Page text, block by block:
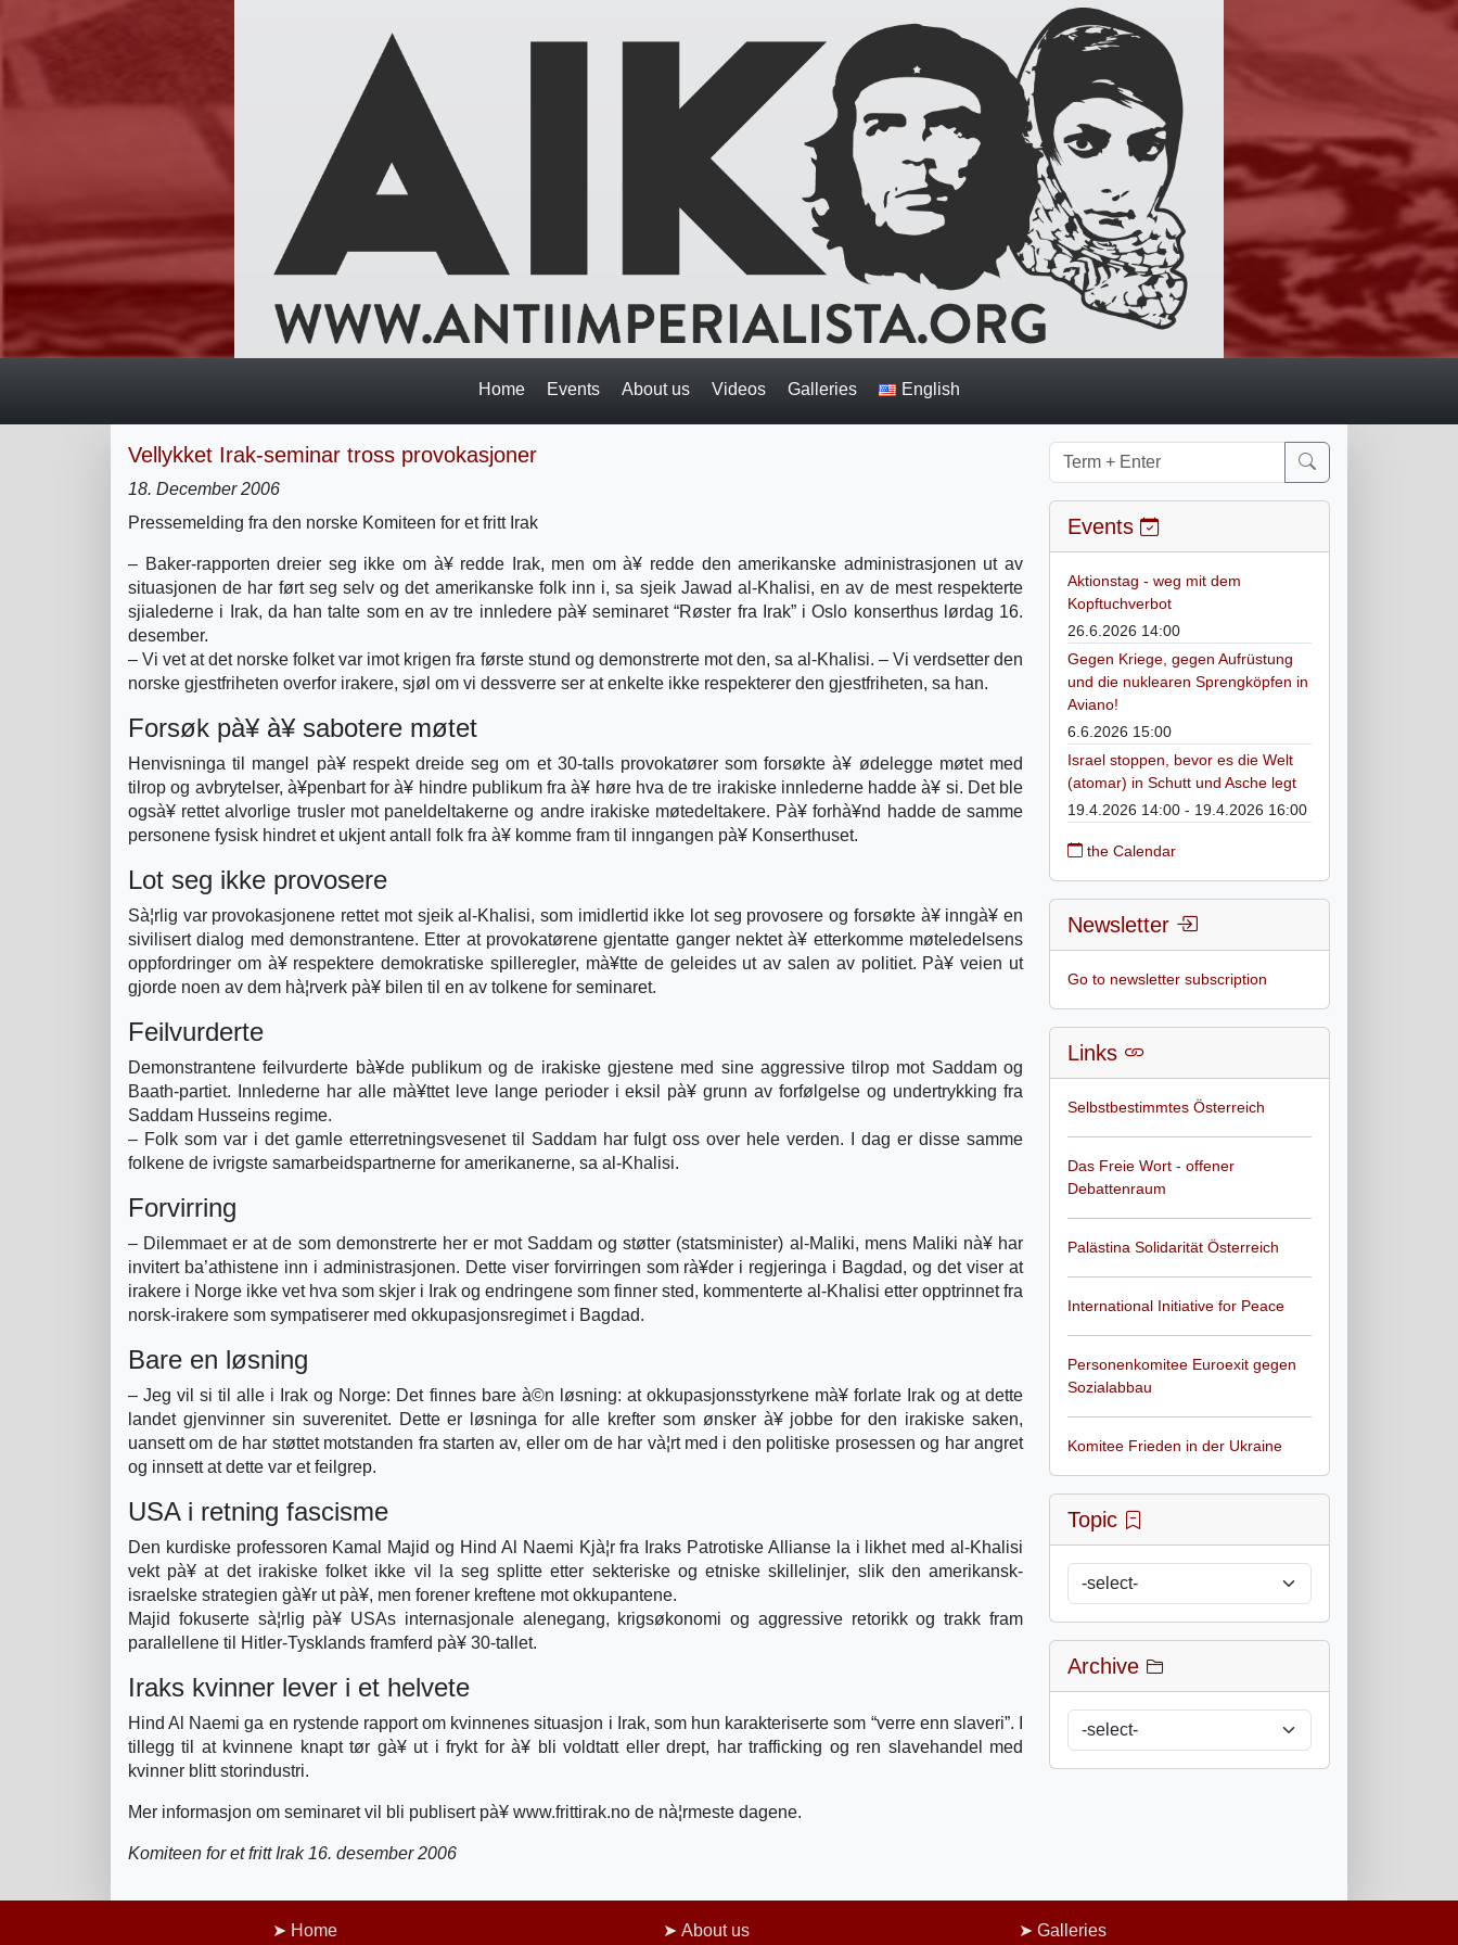
Home Events About us Videos Galleries English
Vellykket Irak-seminar tross provokasjoner
18. December 2006
Pressemelding fra den norske Komiteen for et fritt Irak
– Baker-rapporten dreier seg ikke om à¥ redde Irak, men om à¥ redde den amerikanske administrasjonen ut av
situasjonen de har ført seg selv og det amerikanske folk inn i, sa sjeik Jawad al-Khalisi, en av de mest respekterte
sjialederne i Irak, da han talte som en av tre innledere pà¥ seminaret “Røster fra Irak” i Oslo konserthus lørdag 16.
desember.
– Vi vet at det norske folket var imot krigen fra første stund og demonstrerte mot den, sa al-Khalisi. – Vi verdsetter den
norske gjestfriheten overfor irakere, sjøl om vi dessverre ser at enkelte ikke respekterer den gjestfriheten, sa han.
Forsøk pà¥ à¥ sabotere møtet
Henvisninga til mangel pà¥ respekt dreide seg om et 30-talls provokatører som forsøkte à¥ ødelegge møtet med
tilrop og avbrytelser, à¥penbart for à¥ hindre publikum fra à¥ høre hva de tre irakiske innlederne hadde à¥ si. Det ble
ogsà¥ rettet alvorlige trusler mot paneldeltakerne og andre irakiske møtedeltakere. Pà¥ forhà¥nd hadde de samme
personene fysisk hindret et ukjent antall folk fra à¥ komme fram til inngangen pà¥ Konserthuset.
Lot seg ikke provosere
Sà¦rlig var provokasjonene rettet mot sjeik al-Khalisi, som imidlertid ikke lot seg provosere og forsøkte à¥ inngà¥ en
sivilisert dialog med demonstrantene. Etter at provokatørene gjentatte ganger nektet à¥ etterkomme møteledelsens
oppfordringer om à¥ respektere demokratiske spilleregler, mà¥tte de geleides ut av salen av politiet. Pà¥ veien ut
gjorde noen av dem hà¦rverk pà¥ bilen til en av tolkene for seminaret.
Feilvurderte
Demonstrantene feilvurderte bà¥de publikum og de irakiske gjestene med sine aggressive tilrop mot Saddam og
Baath-partiet. Innlederne har alle mà¥ttet leve lange perioder i eksil pà¥ grunn av forfølgelse og undertrykking fra
Saddam Husseins regime.
– Folk som var i det gamle etterretningsvesenet til Saddam har fulgt oss over hele verden. I dag er disse samme
folkene de ivrigste samarbeidspartnerne for amerikanerne, sa al-Khalisi.
Forvirring
– Dilemmaet er at de som demonstrerte her er mot Saddam og støtter (statsminister) al-Maliki, mens Maliki nà¥ har
invitert ba’athistene inn i administrasjonen. Dette viser forvirringen som rà¥der i regjeringa i Bagdad, og det viser at
irakere i Norge ikke vet hva som skjer i Irak og endringene som finner sted, kommenterte al-Khalisi etter opptrinnet fra
norsk-irakere som sympatiserer med okkupasjonsregimet i Bagdad.
Bare en løsning
– Jeg vil si til alle i Irak og Norge: Det finnes bare à©n løsning: at okkupasjonsstyrkene mà¥ forlate Irak og at dette
landet gjenvinner sin suverenitet. Dette er løsninga for alle krefter som ønsker à¥ jobbe for den irakiske saken,
uansett om de har støttet motstanden fra starten av, eller om de har và¦rt med i den politiske prosessen og har angret
og innsett at dette var et feilgrep.
USA i retning fascisme
Den kurdiske professoren Kamal Majid og Hind Al Naemi Kjà¦r fra Iraks Patrotiske Allianse la i likhet med al-Khalisi
vekt pà¥ at det irakiske folket ikke vil la seg splitte etter sekteriske og etniske skillelinjer, slik den amerikansk-
israelske strategien gà¥r ut pà¥, men forener kreftene mot okkupantene.
Majid fokuserte sà¦rlig pà¥ USAs internasjonale alenegang, krigsøkonomi og aggressive retorikk og trakk fram
parallellene til Hitler-Tysklands framferd pà¥ 30-tallet.
Iraks kvinner lever i et helvete
Hind Al Naemi ga en rystende rapport om kvinnenes situasjon i Irak, som hun karakteriserte som “verre enn slaveri”. I
tillegg til at kvinnene knapt tør gà¥ ut i frykt for à¥ bli voldtatt eller drept, har trafficking og ren slavehandel med
kvinner blitt storindustri.
Mer informasjon om seminaret vil bli publisert pà¥ www.frittirak.no de nà¦rmeste dagene.
Komiteen for et fritt Irak 16. desember 2006
Events
Aktionstag - weg mit dem
Kopftuchverbot
26.6.2026 14:00
Gegen Kriege, gegen Aufrüstung
und die nuklearen Sprengköpfen in
Aviano!
6.6.2026 15:00
Israel stoppen, bevor es die Welt
(atomar) in Schutt und Asche legt
19.4.2026 14:00 - 19.4.2026 16:00
the Calendar
Newsletter
Go to newsletter subscription
Links
Selbstbestimmtes Österreich
Das Freie Wort - offener
Debattenraum
Palästina Solidarität Österreich
International Initiative for Peace
Personenkomitee Euroexit gegen
Sozialabbau
Komitee Frieden in der Ukraine
Topic
Archive
Home About us Galleries